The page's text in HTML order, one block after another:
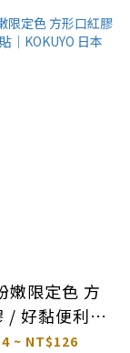
嫩限定色 方
/ 好黏便利貼
日本
~ NT$126